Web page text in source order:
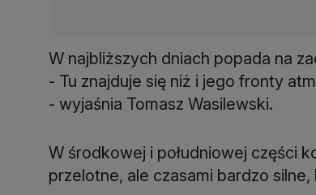
W najbliższych dniach popada na
- Tu znajduje się niż i jego fronty
- wyjaśnia Tomasz Wasilewski.
W środkowej i południowej części
przelotne, ale czasami bardzo silne,